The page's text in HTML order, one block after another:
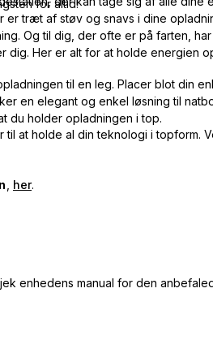
for altid!
træt af støv og snavs i dine
Og til dig, der ofte er på farten,
dig. Her er alt for at holde energien
til en leg. Placer blot din
en elegant og enkel løsning til
du holder opladningen i top.
at holde al din teknologi i topform.
her.
enhedens manual for den